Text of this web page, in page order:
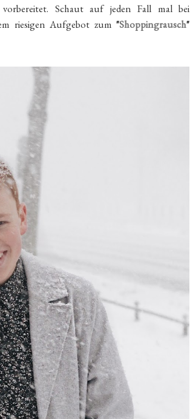
Schaut auf jeden Fall mal bei
riesigen Aufgebot zum "Shoppingrausch"